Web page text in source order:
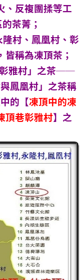
、反複團揉等工
茶菁；
村、鳳凰村、彰
皆稱為凍頂茶；
彰雅村」之茶──
鳳凰村」之茶稱
的【凍頂中的凍
頂巷彰雅村】之